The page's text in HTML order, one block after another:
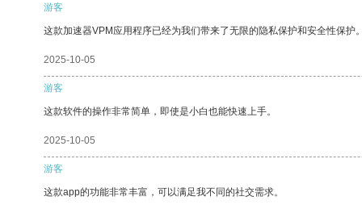
游客
这款加速器VPM应用程序已经为我们带来了无限的隐私保护和安全性保护
2025-10-05
游客
这款软件的操作非常简单，即使是小白也能快速上手。
2025-10-05
游客
这款app的功能非常丰富，可以满足我不同的社交需求。